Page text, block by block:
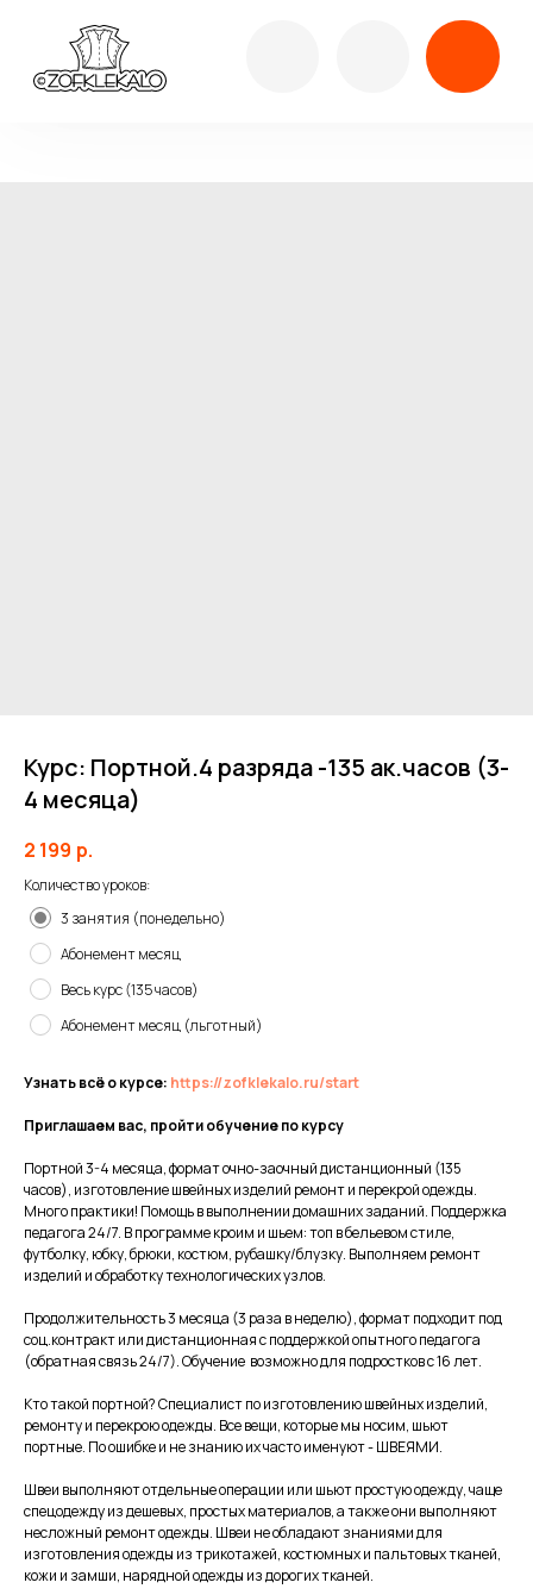
Курс: Портной.4 разряда -135 ак.часов (3-
4 месяца)
2 199 р.
Количество уроков:
3 занятия (понедельно)
Абонемент месяц
Весь курс (135 часов)
Абонемент месяц (льготный)
Узнать всё о курсе: https://zofklekalo.ru/start
Приглашаем вас, пройти обучение по курсу
Портной 3-4 месяца, формат очно-заочный дистанционный (135
часов), изготовление швейных изделий ремонт и перекрой одежды.
Много практики! Помощь в выполнении домашних заданий. Поддержка
педагога 24/7. В программе кроим и шьем: топ в бельевом стиле,
футболку, юбку, брюки, костюм, рубашку/блузку. Выполняем ремонт
изделий и обработку технологических узлов.
Продолжительность 3 месяца (3 раза в неделю), формат подходит под
соц.контракт или дистанционная с поддержкой опытного педагога
(обратная связь 24/7). Обучение возможно для подростков с 16 лет.
Кто такой портной? Специалист по изготовлению швейных изделий,
ремонту и перекрою одежды. Все вещи, которые мы носим, шьют
портные. По ошибке и не знанию их часто именуют - ШВЕЯМИ.
Швеи выполняют отдельные операции или шьют простую одежду, чаще
спецодежду из дешевых, простых материалов, а также они выполняют
несложный ремонт одежды. Швеи не обладают знаниями для
изготовления одежды из трикотажей, костюмных и пальтовых тканей,
кожи и замши, нарядной одежды из дорогих тканей.